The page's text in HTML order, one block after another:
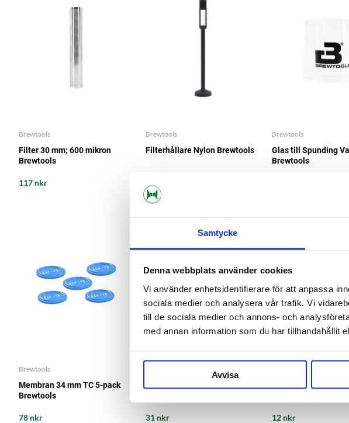
Samtycke
Denna webbplats använder cookies
Vi använder enhetsidentifierare för att anpassa
sociala medier och analysera vår trafik. Vi
till de sociala medier och annons- och
med annan information som du har tillhandahållit
Avvisa
Brewtools
Filter 30 mm; 600 mikron
Brewtools
117 nkr
Brewtools
Filterhållare Nylon Brewtools
Brewtools
Glas till Spunding
Brewtools
Brewtools
Membran 34 mm TC 5-pack
Brewtools
78 nkr 31 nkr
O-ring Viton Center
12 nkr